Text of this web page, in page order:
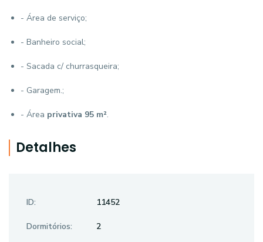
- Área de serviço;
- Banheiro social;
- Sacada c/ churrasqueira;
- Garagem.;
- Área privativa 95 m².
Detalhes
ID: 11452
Dormitórios: 2